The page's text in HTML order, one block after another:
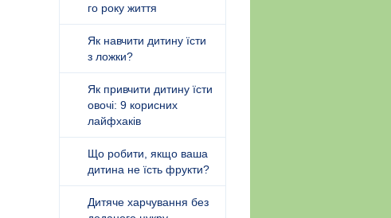
го року життя
Як навчити дитину їсти
з ложки?
Як привчити дитину їсти
овочі: 9 корисних
лайфхаків
Що робити, якщо ваша
дитина не їсть фрукти?
Дитяче харчування без